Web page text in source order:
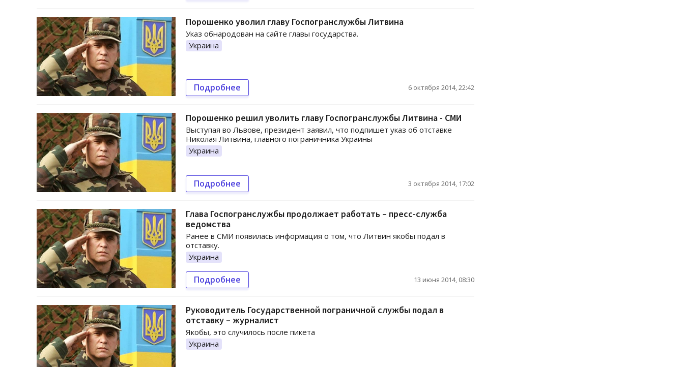
Порошенко уволил главу Госпогранслужбы Литвина
Указ обнародован на сайте главы государства.
Украина
Подробнее 6 октября 2014, 22:42
Порошенко решил уволить главу Госпогранслужбы Литвина - СМИ
Выступая во Львове, президент заявил, что подпишет указ об отставке
Николая Литвина, главного пограничника Украины
Украина
Подробнее 3 октября 2014, 17:02
Глава Госпогранслужбы продолжает работать – пресс-служба
ведомства
Ранее в СМИ появилась информация о том, что Литвин якобы подал в
отставку.
Украина
Подробнее 13 июня 2014, 08:30
Руководитель Государственной пограничной службы подал в
отставку – журналист
Якобы, это случилось после пикета
Украина